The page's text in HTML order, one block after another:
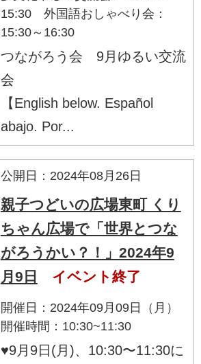
15:30 外国語おしゃべり会：
15:30～16:30
つながろう会 9月ゆるい交流
会
【English below. Español
abajo. Por...
公開日：2024年08月26日
親子つどいの広場東町 くり
ちゃん広場で「世界とつな
がろうかい？！」2024年9
月9日
イベント終了
開催日：2024年09月09日（月）
開催時間：10:30~11:30
♥9月9日(月)、10:30〜11:30に